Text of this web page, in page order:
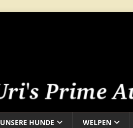
UNSERE HUNDE WELPEN